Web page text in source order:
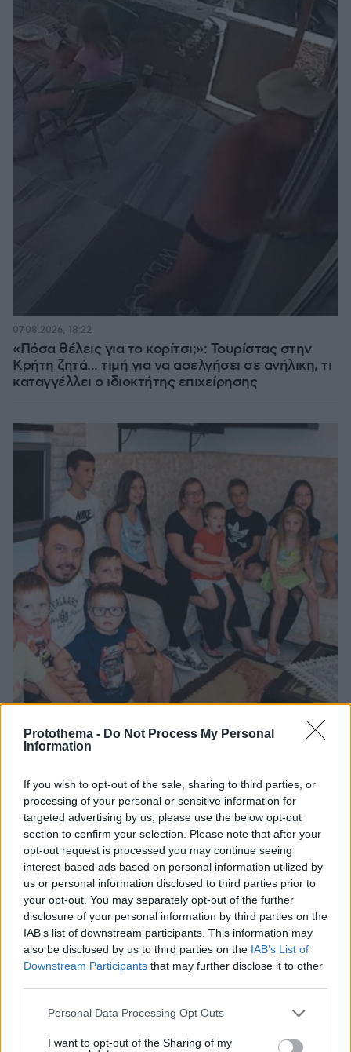
Protothema - Do Not Process My Personal
Information
If you wish to opt-out of the sale, sharing to third parties, or
processing of your personal or sensitive information for
targeted advertising by us, please use the below opt-out
section to confirm your selection. Please note that after your
opt-out request is processed you may continue seeing
interest-based ads based on personal information utilized by
us or personal information disclosed to third parties prior to
your opt-out. You may separately opt-out of the further
disclosure of your personal information by third parties on the
IAB’s list of downstream participants. This information may
also be disclosed by us to third parties on the IAB’s List of
Downstream Participants that may further disclose it to other
Please note that this website/app uses one or more Google
not limited to your visit or usage behaviour. You may click to
Personal Data Processing Opt Outs
I want to opt-out of the Sharing of my
«Πόσα θέλεις για το κορίτσι;»: Τουρίστας στην
Κρήτη ζητά... τιμή για να ασελγήσει σε ανήλικη, τι
καταγγέλλει ο ιδιοκτήτης επιχείρησης
07.08.2026, 18:22
Είδος υπό εξαφάνιση οι υπερπολύτεκνοι στην
Ελλάδα που γερνάει: Τα... δύο ταψιά μεσημεριανό,
τα επιδόματα, η καθημερινότητά τους